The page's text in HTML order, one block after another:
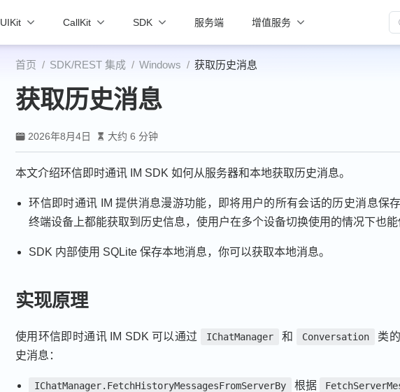
UIKit CallKit SDK 服务端 增值服务
首页 SDK/REST 集成 Windows 获取历史消息
获取历史消息
2026年8月4日 大约 6 分钟
本文介绍环信即时通讯 IM SDK 如何从服务器和本地获取历史消息。
环信即时通讯 IM 提供消息漫游功能，即将用户的所有会话的历史消息保
终端设备上都能获取到历史信息，使用户在多个设备切换使用的情况下也能
SDK 内部使用 SQLite 保存本地消息，你可以获取本地消息。
实现原理
使用环信即时通讯 IM SDK 可以通过 IChatManager 和 Conversation
类
史消息：
IChatManager.FetchHistoryMessagesFromServerBy 根据